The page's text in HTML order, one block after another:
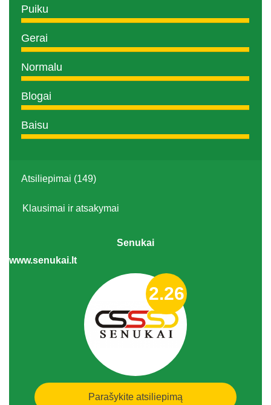
Puiku
Gerai
Normalu
Blogai
Baisu
Atsiliepimai (149)
Klausimai ir atsakymai
Senukai
www.senukai.lt
2.26
Parašykite atsiliepimą